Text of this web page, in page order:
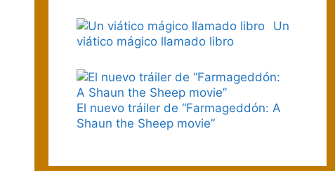
Un
viático mágico llamado libro
El nuevo tráiler de “Farmageddón: A
Shaun the Sheep movie”